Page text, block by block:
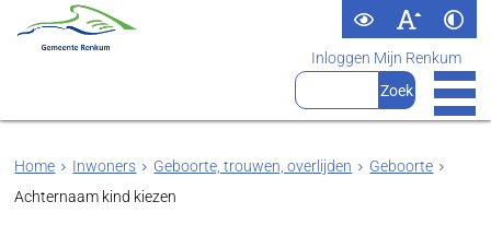
Inloggen Mijn Renkum
Home Inwoners Geboorte, trouwen, overlijden
Geboorte
Achternaam kind kiezen